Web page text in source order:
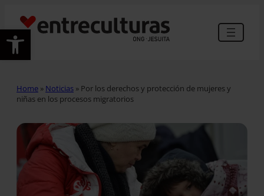
Abrir barra de herramientas
Home » Noticias » Por los derechos y protección de mujeres y
niñas en los procesos migratorios